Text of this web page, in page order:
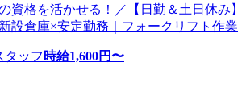
資格を活かせる！／【日勤＆土日休み】
設倉庫×安定勤務｜フォークリフト作業
タッフ 時給1,600円〜